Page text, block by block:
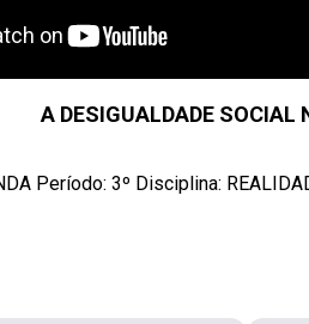
A DESIGUALDADE SOCIAL
Período: 3º Disciplina: